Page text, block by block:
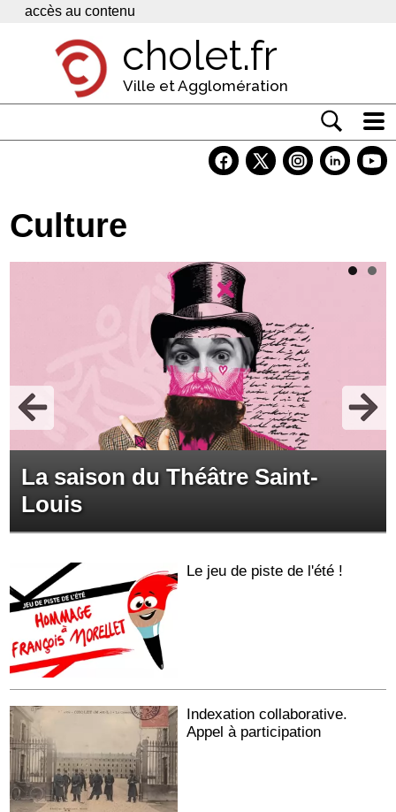
Panneau de gestion des cookies
accès au contenu
cholet.fr
Ville et Agglomération
Economie
Services
Culture
La saison du Théâtre Saint-
Louis
Le jeu de piste de l'été !
Indexation collaborative.
Appel à participation